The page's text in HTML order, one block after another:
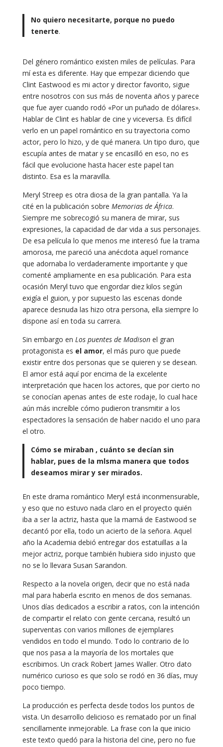
No quiero necesitarte, porque no puedo
tenerte.
Del género romántico existen miles de películas. Para
mí esta es diferente. Hay que empezar diciendo que
Clint Eastwood es mi actor y director favorito, sigue
entre nosotros con sus más de noventa años y parece
que fue ayer cuando rodó «Por un puñado de dólares».
Hablar de Clint es hablar de cine y viceversa. Es difícil
verlo en un papel romántico en su trayectoria como
actor, pero lo hizo, y de qué manera. Un tipo duro, que
escupía antes de matar y se encasilló en eso, no es
fácil que evolucione hasta hacer este papel tan
distinto. Esa es la maravilla.
Meryl Streep es otra diosa de la gran pantalla. Ya la
cité en la publicación sobre Memorias de África.
Siempre me sobrecogió su manera de mirar, sus
expresiones, la capacidad de dar vida a sus personajes.
De esa película lo que menos me interesó fue la trama
amorosa, me pareció una anécdota aquel romance
que adornaba lo verdaderamente importante y que
comenté ampliamente en esa publicación. Para esta
ocasión Meryl tuvo que engordar diez kilos según
exigía el guion, y por supuesto las escenas donde
aparece desnuda las hizo otra persona, ella siempre lo
dispone así en toda su carrera.
Sin embargo en Los puentes de Madisonel gran
protagonista es el amor, el más puro que puede
existir entre dos personas que se quieren y se desean.
El amor está aquí por encima de la excelente
interpretación que hacen los actores, que por cierto no
se conocían apenas antes de este rodaje, lo cual hace
aún más increíble cómo pudieron transmitir a los
espectadores la sensación de haber nacido el uno para
el otro.
Cómo se miraban , cuánto se decían sin
hablar, pues de la mlsma manera que todos
deseamos mirar y ser mirados.
En este drama romántico Meryl está inconmensurable,
y eso que no estuvo nada claro en el proyecto quién
iba a ser la actriz, hasta que la mamá de Eastwood se
decantó por ella, todo un acierto de la señora. Aquel
año la Academia debió entregar dos estatuillas a la
mejor actriz, porque también hubiera sido injusto que
no se lo llevara Susan Sarandon.
Respecto a la novela origen, decir que no está nada
mal para haberla escrito en menos de dos semanas.
Unos días dedicados a escribir a ratos, con la intención
de compartir el relato con gente cercana, resultó un
superventas con varios millones de ejemplares
vendidos en todo el mundo. Todo lo contrario de lo
que nos pasa a la mayoría de los mortales que
escribimos. Un crack Robert James Waller. Otro dato
numérico curioso es que solo se rodó en 36 días, muy
poco tiempo.
La producción es perfecta desde todos los puntos de
vista. Un desarrollo delicioso es rematado por un final
sencillamente inmejorable. La frase con la que inicio
este texto quedó para la historia del cine, pero no fue